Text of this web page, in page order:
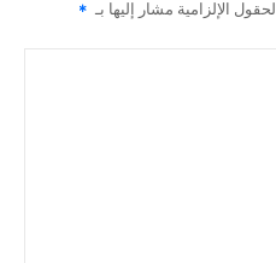
الحقول الإلزامية مشار إليها بـ